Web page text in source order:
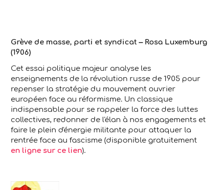
Grève de masse, parti et syndicat – Rosa Luxemburg
(1906)
Cet essai politique majeur analyse les
enseignements de la révolution russe de 1905 pour
repenser la stratégie du mouvement ouvrier
européen face au réformisme. Un classique
indispensable pour se rappeler la force des luttes
collectives, redonner de l'élan à nos engagements et
faire le plein d'énergie militante pour attaquer la
rentrée face au fascisme (disponible gratuitement
en ligne sur ce lien).